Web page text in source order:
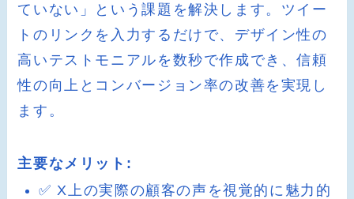
ていない」という課題を解決します。ツイー
トのリンクを入力するだけで、デザイン性の
高いテストモニアルを数秒で作成でき、信頼
性の向上とコンバージョン率の改善を実現し
ます。
主要なメリット:
✅ X上の実際の顧客の声を視覚的に魅力的